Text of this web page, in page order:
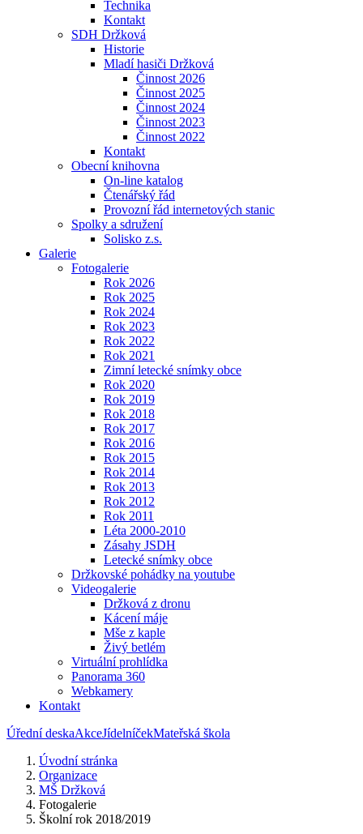
Technika
Kontakt
SDH Držková
Historie
Mladí hasiči Držková
Činnost 2026
Činnost 2025
Činnost 2024
Činnost 2023
Činnost 2022
Kontakt
Obecní knihovna
On-line katalog
Čtenářský řád
Provozní řád internetových stanic
Spolky a sdružení
Solisko z.s.
Galerie
Fotogalerie
Rok 2026
Rok 2025
Rok 2024
Rok 2023
Rok 2022
Rok 2021
Zimní letecké snímky obce
Rok 2020
Rok 2019
Rok 2018
Rok 2017
Rok 2016
Rok 2015
Rok 2014
Rok 2013
Rok 2012
Rok 2011
Léta 2000-2010
Zásahy JSDH
Letecké snímky obce
Držkovské pohádky na youtube
Videogalerie
Držková z dronu
Kácení máje
Mše z kaple
Živý betlém
Virtuální prohlídka
Panorama 360
Webkamery
Kontakt
Úřední deskaAkceJídelníčekMateřská škola
Úvodní stránka
Organizace
MŠ Držková
Fotogalerie
Školní rok 2018/2019